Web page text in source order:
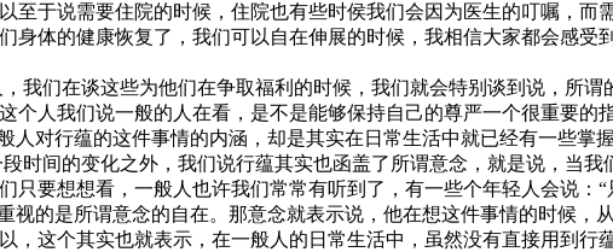
于说需要住院的时候，住院也有些时侯我们会因为医生的叮嘱，而
身体的健康恢复了，我们可以自在伸展的时候，我相信大家都会感
们在谈这些为他们在争取福利的时候，我们就会特别谈到说，所谓
人我们说一般的人在看，是不是能够保持自己的尊严一个很重要的
对行蕴的这件事情的内涵，却是其实在日常生活中就已经有一些掌
间的变化之外，我们说行蕴其实也函盖了所谓意念，就是说，当我
要想想看，一般人也许我们常常有听到了，有一些个年轻人会说：
的是所谓意念的自在。那意念就表示说，他在想这件事情的时候，
这个其实也就表示，在一般人的日常生活中，虽然没有直接用到行